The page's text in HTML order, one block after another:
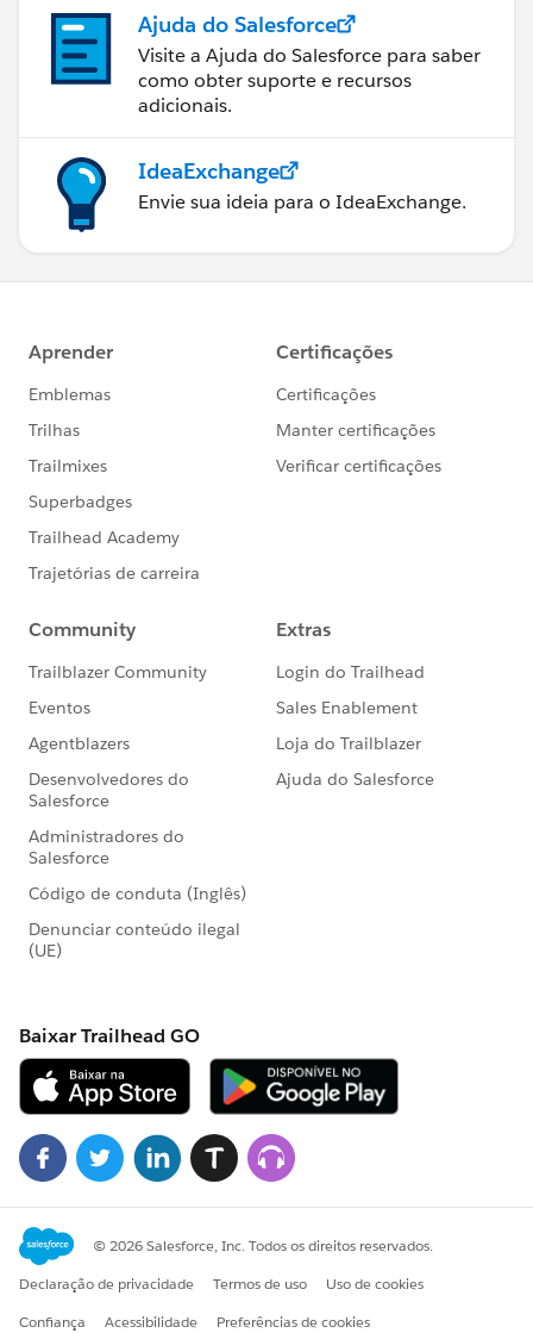
Ajuda do Salesforce
Visite a Ajuda do Salesforce para saber
como obter suporte e recursos
adicionais.
IdeaExchange
Envie sua ideia para o IdeaExchange.